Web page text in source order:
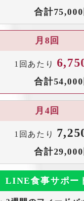
合計75,000
月8回
1回あたり
合計54,000
月4回
1回あたり
合計29,000
LINE食事サポー